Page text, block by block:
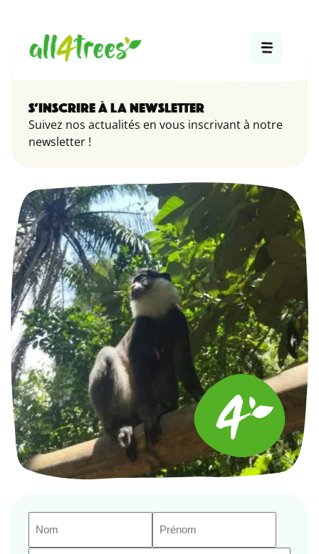
S’INSCRIRE À LA NEWSLETTER
Suivez nos actualités en vous inscrivant à notre
newsletter !